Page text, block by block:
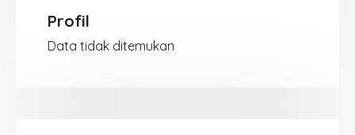
Profil
Data tidak ditemukan